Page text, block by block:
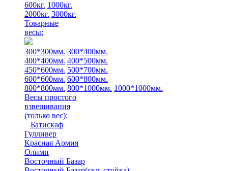
600кг. 1000кг.
2000кг. 3000кг.
Товарные
весы:
300*300мм. 300*400мм.
400*400мм. 400*500мм.
450*600мм. 500*700мм.
600*600мм. 600*800мм.
800*800мм. 800*1000мм. 1000*1000мм.
Весы простого
взвешивания
(только вес):
Батискаф
Гулливер
Красная Армия
Олимп
Восточный Базар